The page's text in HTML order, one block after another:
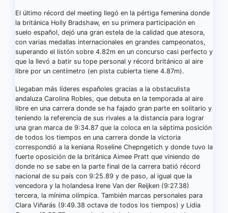
El último récord del meeting llegó en la pértiga femenina donde
la británica Holly Bradshaw, en su primera participación en
suelo español, dejó una gran estela de la calidad que atesora,
con varias medallas internacionales en grandes campeonatos,
superando el listón sobre 4.82m en un concurso casi perfecto y
que la llevó a batir su tope personal y récord británico al aire
libre por un centímetro (en pista cubierta tiene 4.87m).
Llegaban más líderes españoles gracias a la obstaculista
andaluza Carolina Robles, que debuta en la temporada al aire
libre en una carrera donde se ha fajado gran parte en solitario y
teniendo la referencia de sus rivales a la distancia para lograr
una gran marca de 9:34.87 que la coloca en la séptima posición
de todos los tiempos en una carrera donde la victoria
correspondió a la keniana Roseline Chepngetich y donde tuvo la
fuerte oposición de la británica Aimee Pratt que viniendo de
donde no se sabe en la parte final de la carrera batió récord
nacional de su país con 9:25.89 y de paso, al igual que la
vencedora y la holandesa Irene Van der Reijken (9:27.38)
tercera, la mínima olímpica. También marcas personales para
Clara Viñarás (9:49.38 octava de todos los tiempos) y Lidia